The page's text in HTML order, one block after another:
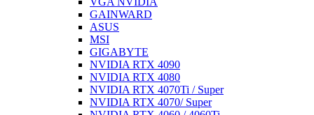
GAINWARD
ASUS
MSI
GIGABYTE
NVIDIA RTX 4090
NVIDIA RTX 4080
NVIDIA RTX 4070Ti / Super
NVIDIA RTX 4070/ Super